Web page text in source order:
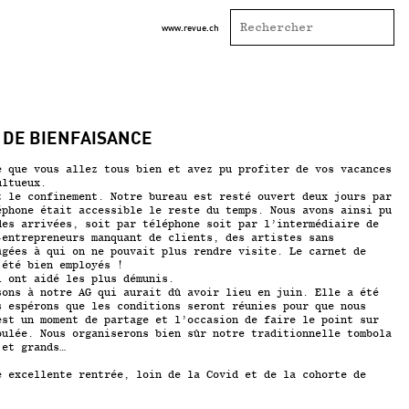
www.revue.ch
BIENFAISANCE
vous allez tous bien et avez pu profiter de vos vacances
le confinement. Notre bureau est resté ouvert deux jours par
était accessible le reste du temps. Nous avons ainsi pu
arrivées, soit par téléphone soit par l’intermédiaire de
manquant de clients, des artistes sans
âgées à qui on ne pouvait plus rendre visite. Le carnet de
bien employés !
aidé les plus démunis.
à notre AG qui aurait dû avoir lieu en juin. Elle a été
espérons que les conditions seront réunies pour que nous
un moment de partage et l’occasion de faire le point sur
Nous organiserons bien sûr notre traditionnelle tombola
grands…
excellente rentrée, loin de la Covid et de la cohorte de